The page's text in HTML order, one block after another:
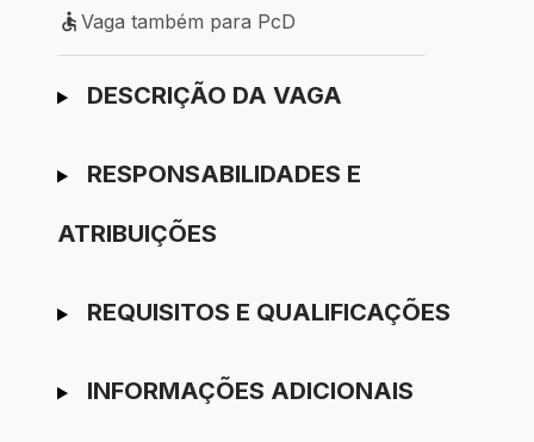
Vaga também para PcD
Vaga também para PcD
Ir para candidatura
DESCRIÇÃO DA VAGA
RESPONSABILIDADES E
ATRIBUIÇÕES
REQUISITOS E QUALIFICAÇÕES
INFORMAÇÕES ADICIONAIS